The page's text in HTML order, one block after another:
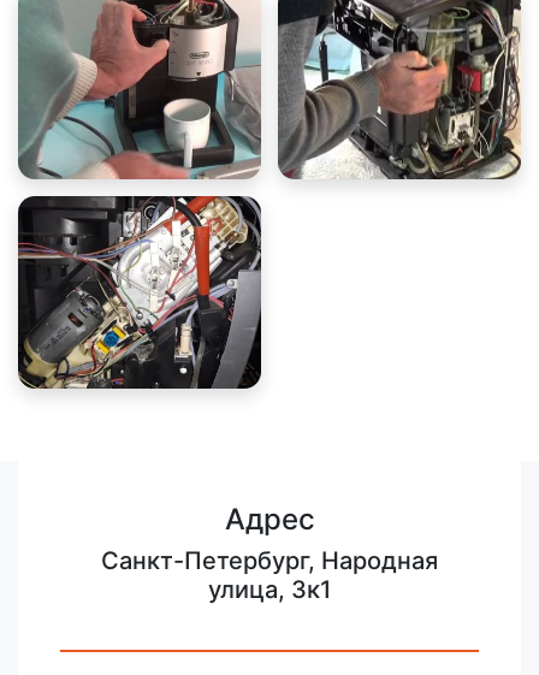
Адрес
Санкт-Петербург, Народная
улица, 3к1